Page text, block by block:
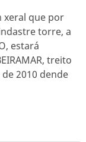
xeral que por
torre, a
estará
treito
2010 dende